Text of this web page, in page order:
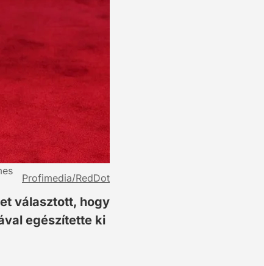
Profimedia/RedDot
választott, hogy
egészítette ki